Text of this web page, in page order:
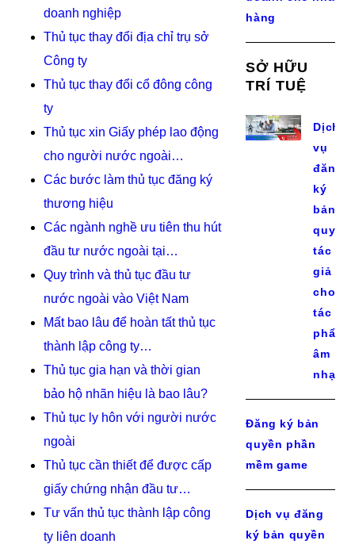
doanh nghiệp
Thủ tục thay đổi địa chỉ trụ sở
Công ty
Thủ tục thay đổi cổ đông công
ty
Thủ tục xin Giấy phép lao động
cho người nước ngoài…
Các bước làm thủ tục đăng ký
thương hiệu
Các ngành nghề ưu tiên thu hút
đầu tư nước ngoài tại…
Quy trình và thủ tục đầu tư
nước ngoài vào Việt Nam
Mất bao lâu để hoàn tất thủ tục
thành lập công ty…
Thủ tục gia hạn và thời gian
bảo hộ nhãn hiệu là bao lâu?
Thủ tục ly hôn với người nước
ngoài
Thủ tục cần thiết để được cấp
giấy chứng nhận đầu tư…
Tư vấn thủ tục thành lập công
ty liên doanh
hàng
SỞ HỮU
TRÍ TUỆ
Dịch
vụ
đăng
ký
bản
quyền
tác
giả
cho
tác
phẩm
âm
nhạc
Đăng ký bản
quyền phần
mềm game
Dịch vụ đăng
ký bản quyền